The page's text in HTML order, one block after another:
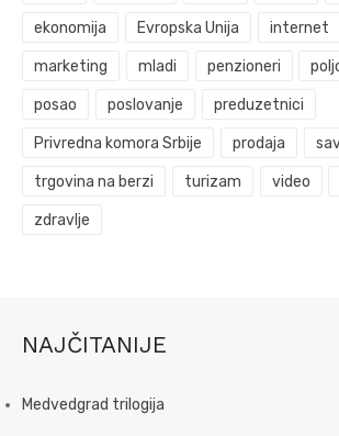
ekonomija Evropska Unija internet
marketing mladi penzioneri
posao poslovanje preduzetnici
Privredna komora Srbije prodaja
trgovina na berzi turizam video
zdravlje
NAJČITANIJE
Medvedgrad trilogija